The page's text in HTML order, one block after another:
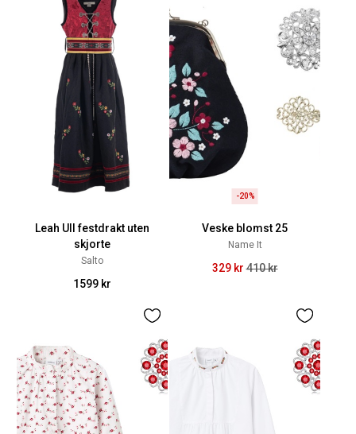
Leah Ull festdrakt uten
skjorte
Salto
1599 kr
-20%
Veske blomst 25
Name It
329 kr 410 kr